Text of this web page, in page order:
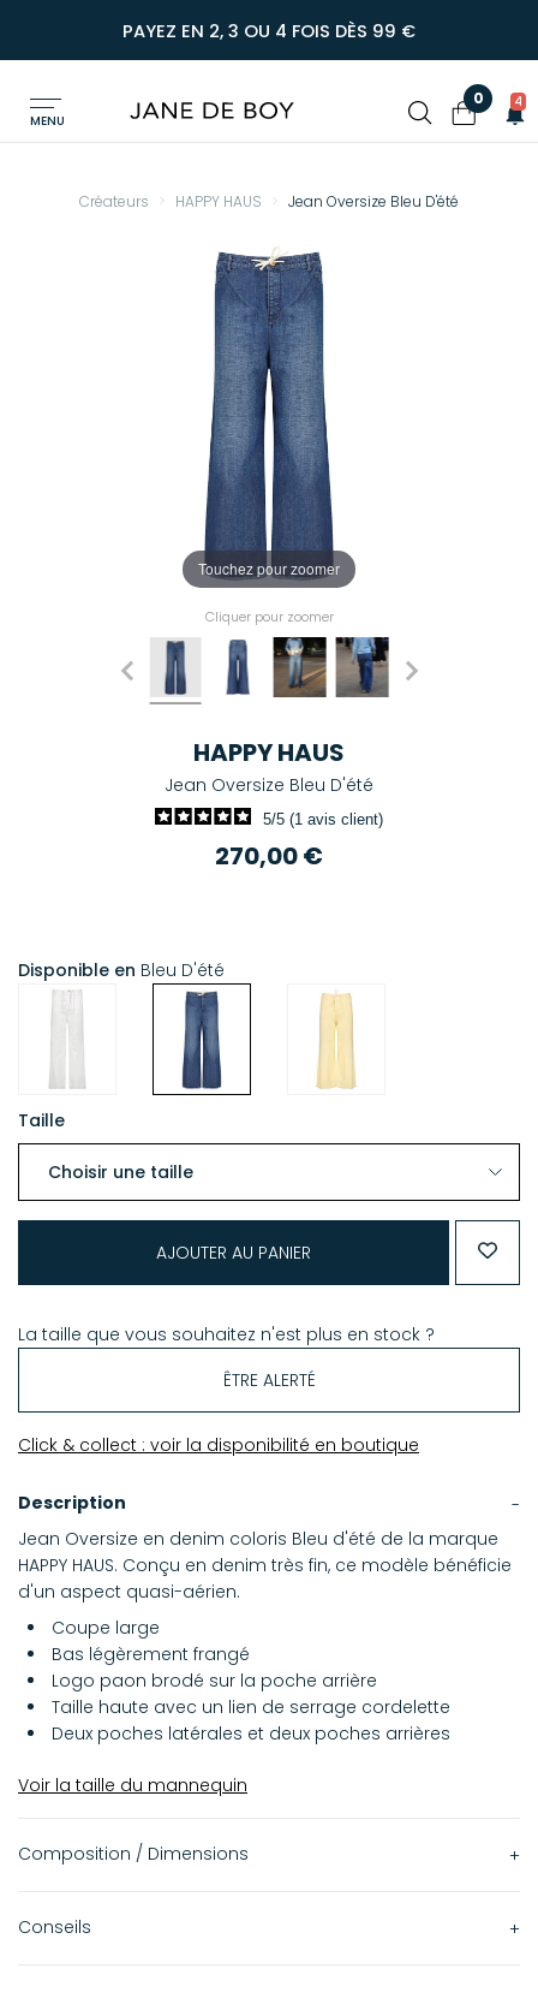
PAYEZ EN 2, 3 OU 4 FOIS DÈS 99 €
MENU
0 4
Créateurs HAPPY HAUS Jean Oversize Bleu D'été
Touchez pour zoomer
Cliquer pour zoomer
HAPPY HAUS
Jean Oversize Bleu D'été
5/5 (1 avis client)
270,00 €
Disponible en Bleu D'été
Taille
AJOUTER AU PANIER
La taille que vous souhaitez n'est plus en stock ?
ÊTRE ALERTÉ
Click & collect : voir la disponibilité en boutique
Description
Jean Oversize en denim coloris Bleu d'été de la marque
HAPPY HAUS. Conçu en denim très fin, ce modèle bénéficie
d'un aspect quasi-aérien.
Coupe large
Bas légèrement frangé
Logo paon brodé sur la poche arrière
Taille haute avec un lien de serrage cordelette
Deux poches latérales et deux poches arrières
Voir la taille du mannequin
Composition / Dimensions
100% Coton
Conseils